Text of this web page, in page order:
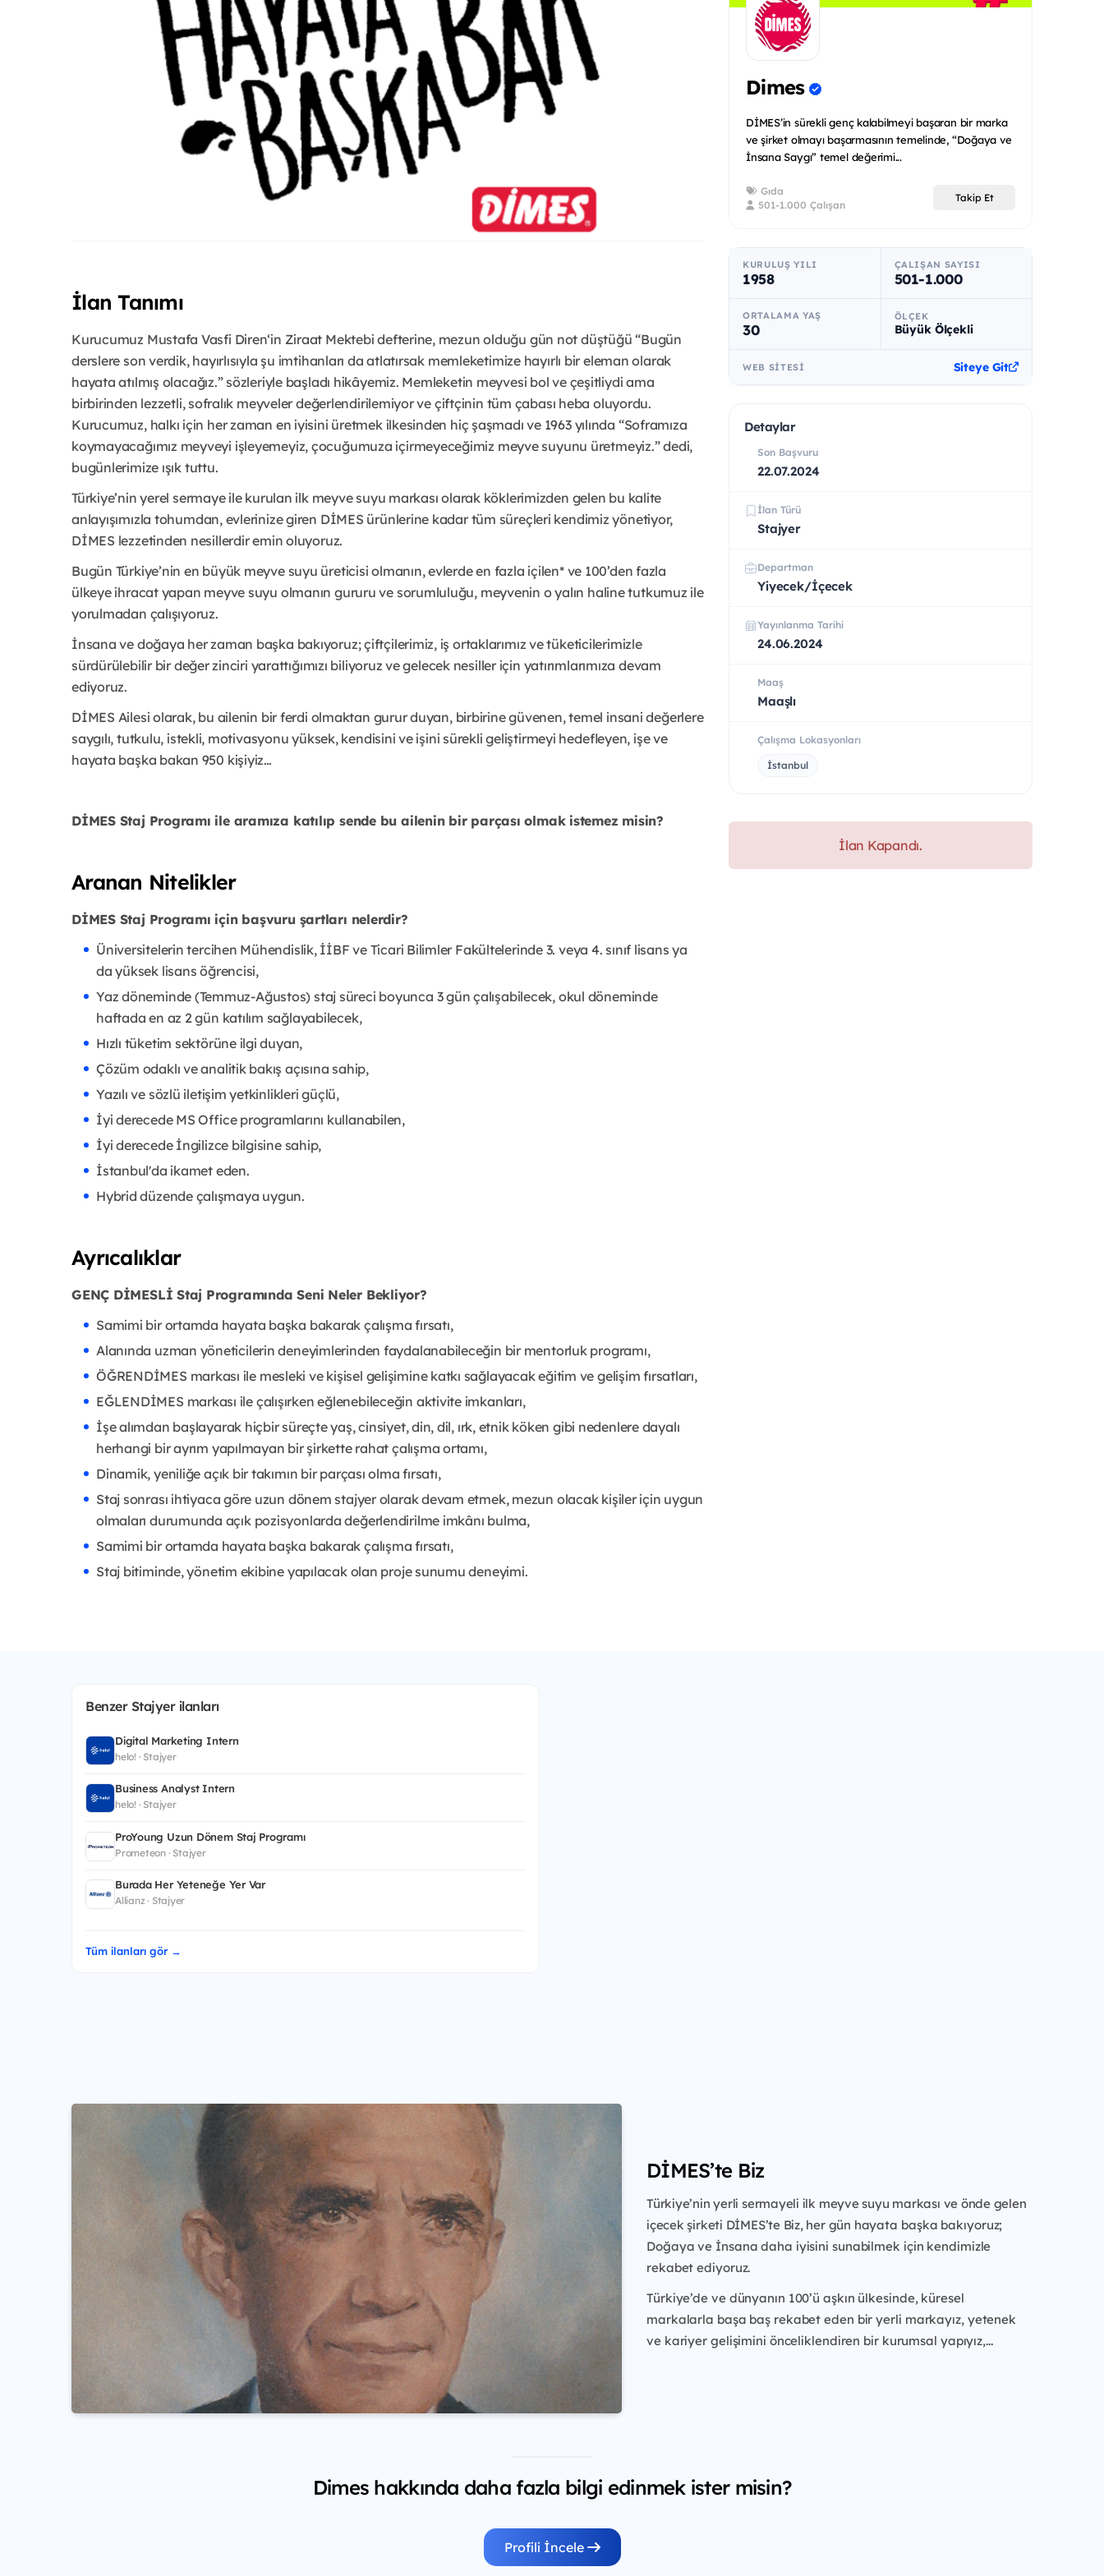
İlan Tanımı
Kurucumuz Mustafa Vasfi Diren‘in Ziraat Mektebi defterine, mezun olduğu gün not düştüğü “Bugün
derslere son verdik, hayırlısıyla şu imtihanları da atlatırsak memleketimize hayırlı bir eleman olarak
hayata atılmış olacağız.” sözleriyle başladı hikâyemiz. Memleketin meyvesi bol ve çeşitliydi ama
birbirinden lezzetli, sofralık meyveler değerlendirilemiyor ve çiftçinin tüm çabası heba oluyordu.
Kurucumuz, halkı için her zaman en iyisini üretmek ilkesinden hiç şaşmadı ve 1963 yılında “Soframıza
koymayacağımız meyveyi işleyemeyiz, çocuğumuza içirmeyeceğimiz meyve suyunu üretmeyiz.” dedi,
bugünlerimize ışık tuttu.
Türkiye’nin yerel sermaye ile kurulan ilk meyve suyu markası olarak köklerimizden gelen bu kalite
anlayışımızla tohumdan, evlerinize giren DİMES ürünlerine kadar tüm süreçleri kendimiz yönetiyor,
DİMES lezzetinden nesillerdir emin oluyoruz.
Bugün Türkiye’nin en büyük meyve suyu üreticisi olmanın, evlerde en fazla içilen* ve 100’den fazla
ülkeye ihracat yapan meyve suyu olmanın gururu ve sorumluluğu, meyvenin o yalın haline tutkumuz ile
yorulmadan çalışıyoruz.
İnsana ve doğaya her zaman başka bakıyoruz; çiftçilerimiz, iş ortaklarımız ve tüketicilerimizle
sürdürülebilir bir değer zinciri yarattığımızı biliyoruz ve gelecek nesiller için yatırımlarımıza devam
ediyoruz.
DİMES Ailesi olarak, bu ailenin bir ferdi olmaktan gurur duyan, birbirine güvenen, temel insani değerlere
saygılı, tutkulu, istekli, motivasyonu yüksek, kendisini ve işini sürekli geliştirmeyi hedefleyen, işe ve
hayata başka bakan 950 kişiyiz…
DİMES Staj Programı ile aramıza katılıp sende bu ailenin bir parçası olmak istemez misin?
Aranan Nitelikler
DİMES Staj Programı için başvuru şartları nelerdir?
Üniversitelerin tercihen Mühendislik, İİBF ve Ticari Bilimler Fakültelerinde 3. veya 4. sınıf lisans ya
da yüksek lisans öğrencisi,
Yaz döneminde (Temmuz-Ağustos) staj süreci boyunca 3 gün çalışabilecek, okul döneminde
haftada en az 2 gün katılım sağlayabilecek,
Hızlı tüketim sektörüne ilgi duyan,
Çözüm odaklı ve analitik bakış açısına sahip,
Yazılı ve sözlü iletişim yetkinlikleri güçlü,
İyi derecede MS Office programlarını kullanabilen,
İyi derecede İngilizce bilgisine sahip,
İstanbul'da ikamet eden.
Hybrid düzende çalışmaya uygun.
Ayrıcalıklar
GENÇ DİMESLİ Staj Programında Seni Neler Bekliyor?
Samimi bir ortamda hayata başka bakarak çalışma fırsatı,
Alanında uzman yöneticilerin deneyimlerinden faydalanabileceğin bir mentorluk programı,
ÖĞRENDİMES markası ile mesleki ve kişisel gelişimine katkı sağlayacak eğitim ve gelişim fırsatları,
EĞLENDİMES markası ile çalışırken eğlenebileceğin aktivite imkanları,
İşe alımdan başlayarak hiçbir süreçte yaş, cinsiyet, din, dil, ırk, etnik köken gibi nedenlere dayalı
herhangi bir ayrım yapılmayan bir şirkette rahat çalışma ortamı,
Dinamik, yeniliğe açık bir takımın bir parçası olma fırsatı,
Staj sonrası ihtiyaca göre uzun dönem stajyer olarak devam etmek, mezun olacak kişiler için uygun
olmaları durumunda açık pozisyonlarda değerlendirilme imkânı bulma,
Samimi bir ortamda hayata başka bakarak çalışma fırsatı,
Staj bitiminde, yönetim ekibine yapılacak olan proje sunumu deneyimi.
Dimes
DİMES’in sürekli genç kalabilmeyi başaran bir marka
ve şirket olmayı başarmasının temelinde, “Doğaya ve
İnsana Saygı” temel değerimi...
Gıda
501-1.000 Çalışan
Takip Et
KURULUŞ YILI
1958
ÇALIŞAN SAYISI
501-1.000
ORTALAMA YAŞ
30
ÖLÇEK
Büyük Ölçekli
WEB SITESI Siteye Git
Detaylar
Son Başvuru
22.07.2024
İlan Türü
Stajyer
Departman
Yiyecek/İçecek
Yayınlanma Tarihi
24.06.2024
Maaş
Maaşlı
Çalışma Lokasyonları
İstanbul
İlan Kapandı.
Benzer Stajyer ilanları
Digital Marketing Intern
helo! · Stajyer
Business Analyst Intern
helo! · Stajyer
ProYoung Uzun Dönem Staj Programı
Prometeon · Stajyer
Burada Her Yeteneğe Yer Var
Allianz · Stajyer
Tüm ilanları gör →
DİMES’te Biz
Türkiye’nin yerli sermayeli ilk meyve suyu markası ve önde gelen
içecek şirketi DİMES’te Biz, her gün hayata başka bakıyoruz;
Doğaya ve İnsana daha iyisini sunabilmek için kendimizle
rekabet ediyoruz.
Türkiye’de ve dünyanın 100’ü aşkın ülkesinde, küresel
markalarla başa baş rekabet eden bir yerli markayız, yetenek
ve kariyer gelişimini önceliklendiren bir kurumsal yapıyız,...
Dimes hakkında daha fazla bilgi edinmek ister misin?
Profili İncele